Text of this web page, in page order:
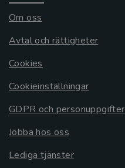
Om oss
Avtal och rättigheter
Cookies
Cookieinställningar
GDPR och personuppgifter
Jobba hos oss
Lediga tjänster